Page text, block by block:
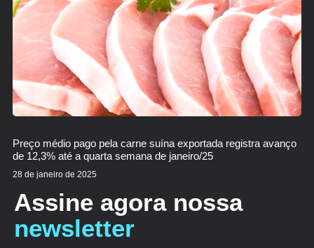
Preço médio pago pela carne suína exportada registra avanço
de 12,3% até a quarta semana de janeiro/25
28 de janeiro de 2025
Assine agora nossa
newsletter